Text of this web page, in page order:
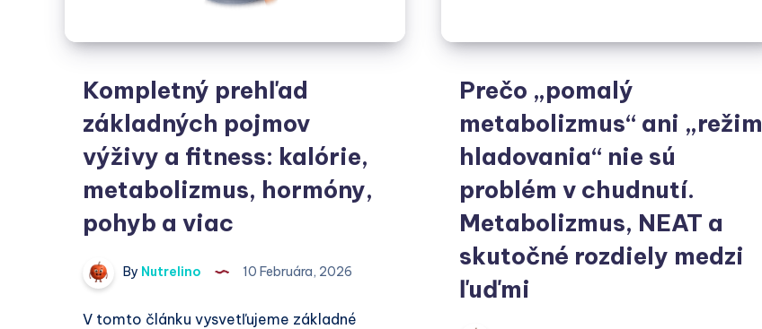
poznať
zázrak
len
dobre
predaný
Kompletný prehľad
základných pojmov
výživy a fitness: kalórie,
metabolizmus, hormóny,
pohyb a viac
By Nutrelino 10 Februára, 2026
V tomto článku vysvetľujeme základné
Prečo „pomalý
metabolizmus“ ani „režim
hladovania“ nie sú
problém v chudnutí.
Metabolizmus, NEAT a
skutočné rozdiely medzi
ľuďmi